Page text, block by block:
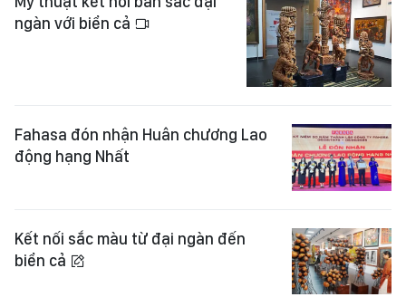
ngàn với biển cả
Fahasa đón nhận Huân chương Lao
động hạng Nhất
Kết nối sắc màu từ đại ngàn đến
biển cả